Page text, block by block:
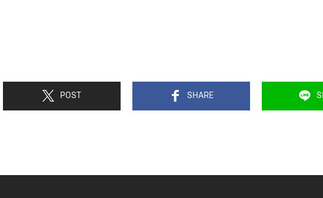
POST SHARE